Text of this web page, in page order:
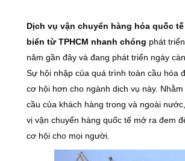
Dịch vụ vận chuyển hàng hóa quốc
biển từ TPHCM nhanh chóng phát
năm gần đây và đang phát triển ngày
Sự hội nhập của quá trình toàn cầu hóa
cơ hội hơn cho ngành dịch vụ này.
cầu của khách hàng trong và ngoài
vị vận chuyển hàng quốc tế mở ra đem
cơ hội cho mọi người.